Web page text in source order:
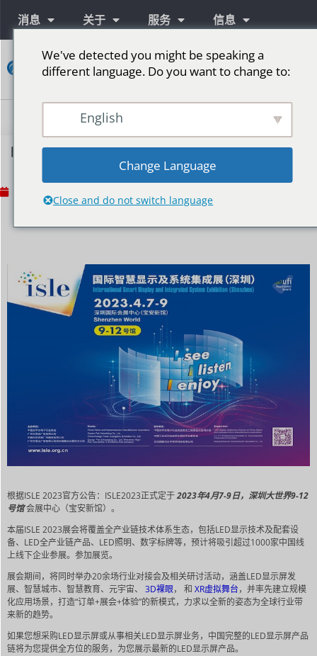
消息 关于 服务 信息
接
触
时隔 3 年，ISLE 2023 终于再次开放
2023年3月16日
根据ISLE 2023官方公告：ISLE2023正式定于2023年4月7-9日，深圳大世界9-12
号馆会展中心（宝安新馆）。
本届ISLE 2023展会将覆盖全产业链技术体系生态，包括LED显示技术及配套设
备、LED全产业链产品、LED照明、数字标牌等，预计将吸引超过1000家中国线
上线下企业参展。参加展览。
展会期间，将同时举办20余场行业对接会及相关研讨活动，涵盖LED显示屏发
展、智慧城市、智慧教育、元宇宙、 3D裸眼， 和 XR虚拟舞台，并率先建立规模
化应用场景，打造“订单+展会+体验”的新模式，力求以全新的姿态为全球行业带
来新的趋势。
如果您想采购LED显示屏或从事相关LED显示屏业务，中国完整的LED显示屏产品
链将为您提供全方位的服务，为您展示最新的LED显示屏产品。
We've detected you might be speaking a
different language. Do you want to change to:
English
Change Language
Close and do not switch language